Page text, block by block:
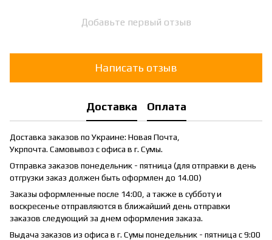
Добавьте первый отзыв
Написать отзыв
Доставка Оплата
Доставка заказов по Украине: Новая Почта,
Укрпочта. Самовывоз с офиса в г. Сумы.
Отправка заказов понедельник - пятница (для отправки в день
отгрузки заказ должен быть оформлен до 14.00)
Заказы оформленные после 14:00, а также в субботу и
воскресенье отправляются в ближайший день отправки
заказов следующий за днем оформления заказа.
Выдача заказов из офиса в г. Сумы понедельник - пятница с 9:00